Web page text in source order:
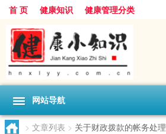
首 页 健康知识 健康管理分类
网站导航
> 文章列表 > 关于财政拨款的帐务处理